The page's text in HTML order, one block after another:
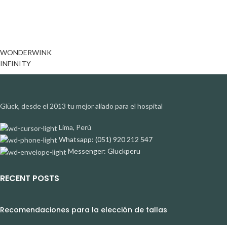
WONDERWINK
INFINITY
Glück, desde el 2013 tu mejor aliado para el hospital
Lima, Perú
Whatsapp: (051) 920 212 547
Messenger: Gluckperu
RECENT POSTS
Recomendaciones para la elección de tallas